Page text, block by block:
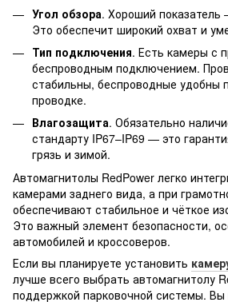
Угол обзора. Хороший показатель
Это обеспечит широкий охват и
Тип подключения. Есть камеры с
беспроводным подключением.
стабильны, беспроводные удобны
проводке.
Влагозащита. Обязательно
стандарту IP67–IP69 — это
грязь и зимой.
Автомагнитолы RedPower легко
камерами заднего вида, а при
обеспечивают стабильное и чёткое
Это важный элемент безопасности,
автомобилей и кроссоверов.
Если вы планируете установить
лучше всего выбрать автомагнитолу
поддержкой парковочной системы. Вы